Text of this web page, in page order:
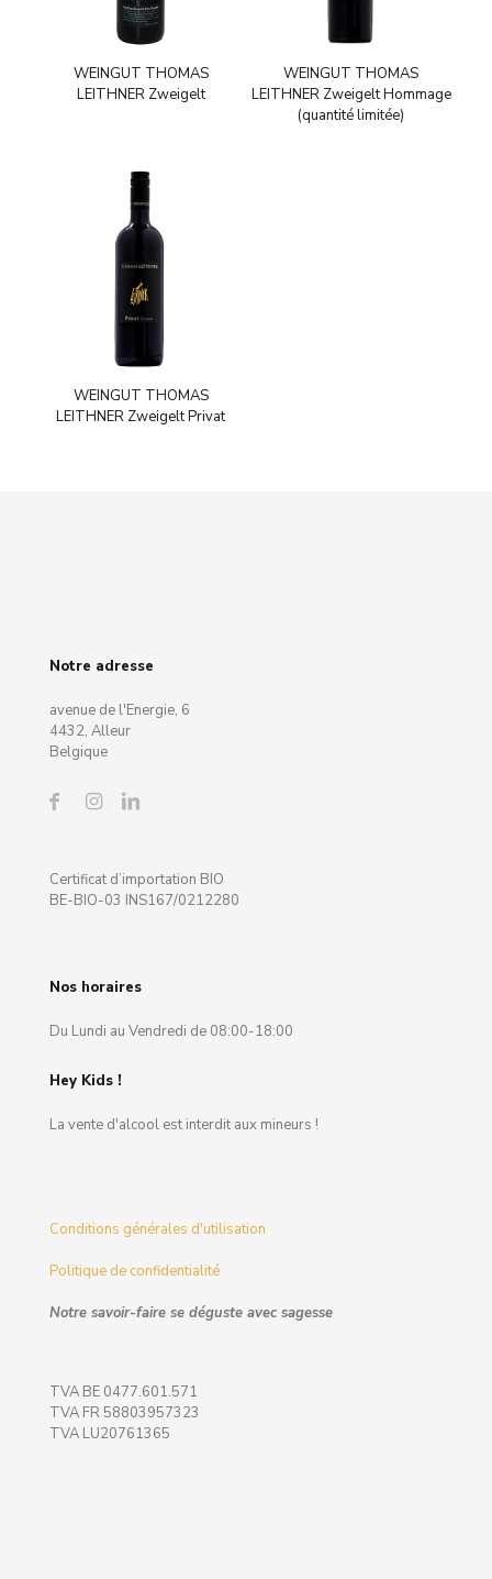
WEINGUT THOMAS
LEITHNER Zweigelt
WEINGUT THOMAS
LEITHNER Zweigelt Hommage
(quantité limitée)
WEINGUT THOMAS
LEITHNER Zweigelt Privat
Notre adresse
avenue de l'Energie, 6
4432, Alleur
Belgique
Certificat d’importation BIO
BE-BIO-03 INS167/0212280
Nos horaires
Du Lundi au Vendredi de 08:00-18:00
Hey Kids !
La vente d'alcool est interdit aux mineurs !
Conditions générales d'utilisation
Politique de confidentialité
Notre savoir-faire se déguste avec sagesse
TVA BE 0477.601.571
TVA FR 58803957323
TVA LU20761365